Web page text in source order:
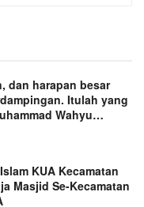
dan harapan besar
Itulah yang
Wahyu
KUA Kecamatan
Masjid Se-Kecamatan